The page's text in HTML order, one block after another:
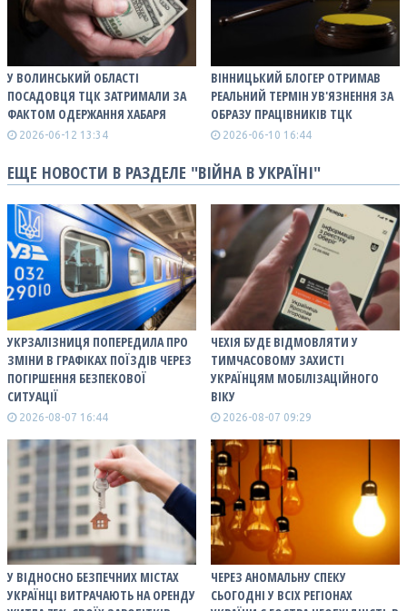
У ВОЛИНСЬКИЙ ОБЛАСТІ
ПОСАДОВЦЯ ТЦК ЗАТРИМАЛИ ЗА
ФАКТОМ ОДЕРЖАННЯ ХАБАРЯ
2026-06-12 13:34
ВІННИЦЬКИЙ БЛОГЕР ОТРИМАВ
РЕАЛЬНИЙ ТЕРМІН УВ'ЯЗНЕННЯ ЗА
ОБРАЗУ ПРАЦІВНИКІВ ТЦК
2026-06-10 16:44
ЕЩЕ НОВОСТИ В РАЗДЕЛЕ "ВІЙНА В УКРАЇНІ"
УКРЗАЛІЗНИЦЯ ПОПЕРЕДИЛА ПРО
ЗМІНИ В ГРАФІКАХ ПОЇЗДІВ ЧЕРЕЗ
ПОГІРШЕННЯ БЕЗПЕКОВОЇ
СИТУАЦІЇ
2026-08-07 16:44
ЧЕХІЯ БУДЕ ВІДМОВЛЯТИ У
ТИМЧАСОВОМУ ЗАХИСТІ
УКРАЇНЦЯМ МОБІЛІЗАЦІЙНОГО
ВІКУ
2026-08-07 09:29
У ВІДНОСНО БЕЗПЕЧНИХ МІСТАХ
УКРАЇНЦІ ВИТРАЧАЮТЬ НА ОРЕНДУ
ЧЕРЕЗ АНОМАЛЬНУ СПЕКУ
СЬОГОДНІ У ВСІХ РЕГІОНАХ